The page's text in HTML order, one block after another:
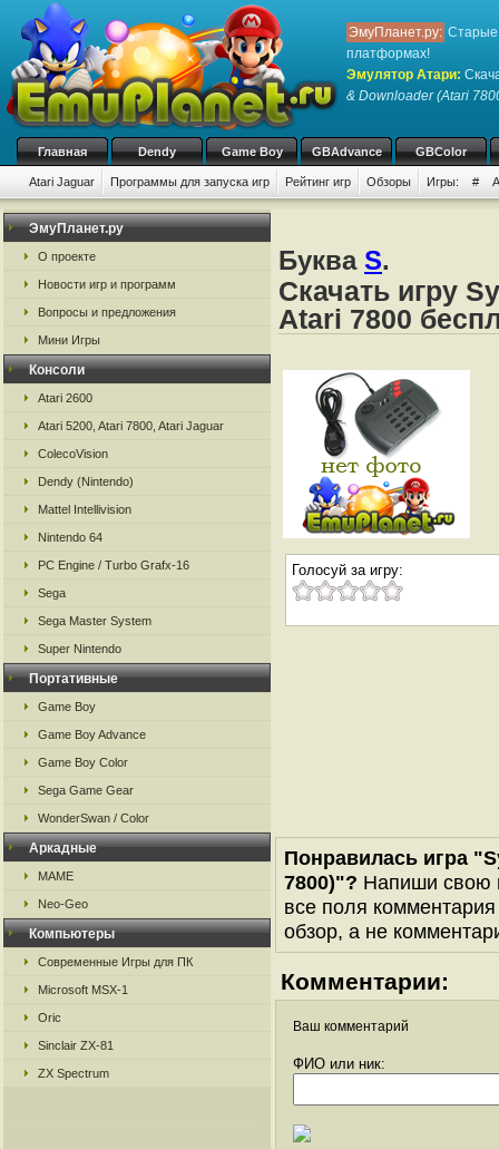
ЭмуПланет.ру: Старые
платформах!
Эмулятор Атари:
& Downloader (Atari
Главная Dendy Game Boy GBAdvance GBColor
Atari Jaguar Программы для запуска игр Рейтинг игр Обзоры Игры: # A
ЭмуПланет.ру
О проекте
Новости игр и программ
Вопросы и предложения
Мини Игры
Консоли
Atari 2600
Atari 5200, Atari 7800, Atari Jaguar
ColecoVision
Dendy (Nintendo)
Mattel Intellivision
Nintendo 64
PC Engine / Turbo Grafx-16
Sega
Sega Master System
Super Nintendo
Портативные
Game Boy
Game Boy Advance
Game Boy Color
Sega Game Gear
WonderSwan / Color
Аркадные
MAME
Neo-Geo
Компьютеры
Современные Игры для ПК
Microsoft MSX-1
Oric
Sinclair ZX-81
ZX Spectrum
Буква S.
Скачать игру
Atari 7800
Голосуй за игру:
Понравилась игра
7800)"? Напиши свою
все поля комментария
обзор, а не
Комментарии:
Ваш комментарий
ФИО или ник: